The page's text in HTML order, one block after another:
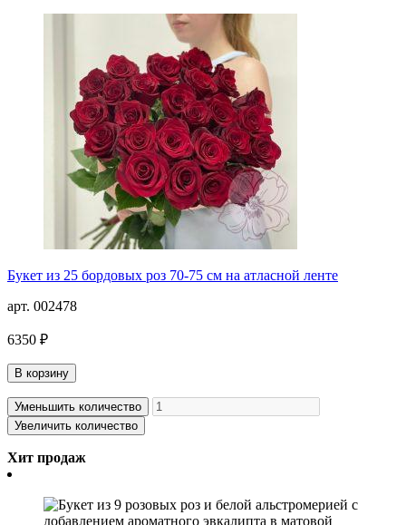
Букет из 25 бордовых роз 70-75 см на атласной ленте
арт. 002478
6350 ₽
В корзину
Уменьшить количество
Увеличить количество
Хит продаж